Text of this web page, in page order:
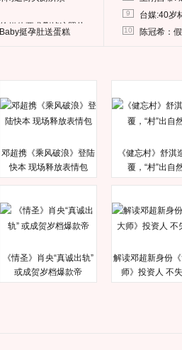
媒体要求删掉这照片
挺孕肚送蛋糕
9 台媒:40岁
10 陈冠希：
邓超携《乘风破浪》登陆
快本 现场释放表情包
《健忘村》舒淇
覆，“村”出自
《情圣》肖央“真诚出轨”
或成贺岁档爆款帝
解读邓超新身份
师》投资人 不